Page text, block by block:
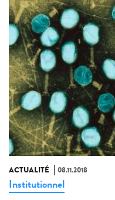
ACTUALITÉ 08.11.2018
Institutionnel